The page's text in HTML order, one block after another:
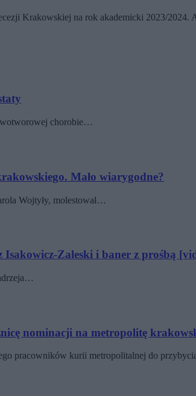
Krakowskiej na rok akademicki 2023/
chorobie…
Mało wiarygodne?
Wojtyły, molestował…
Zaleski i baner z prośbą
nominacji na metropolitę
pracowników kurii metropolitalnej do